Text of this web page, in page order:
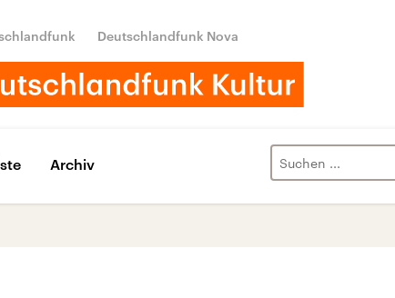
Deutschlandfunk Nova
Archiv